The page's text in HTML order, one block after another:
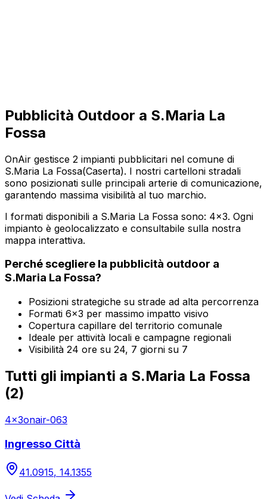
Pubblicità Outdoor a S.Maria La
Fossa
OnAir gestisce 2 impianti pubblicitari nel comune di
S.Maria La Fossa(Caserta). I nostri cartelloni stradali
sono posizionati sulle principali arterie di comunicazione,
garantendo massima visibilità al tuo marchio.
I formati disponibili a S.Maria La Fossa sono: 4x3. Ogni
impianto è geolocalizzato e consultabile sulla nostra
mappa interattiva.
Perché scegliere la pubblicità outdoor a
S.Maria La Fossa?
Posizioni strategiche su strade ad alta percorrenza
Formati 6x3 per massimo impatto visivo
Copertura capillare del territorio comunale
Ideale per attività locali e campagne regionali
Visibilità 24 ore su 24, 7 giorni su 7
Tutti gli impianti a S.Maria La Fossa
(2)
4x3onair-063
Ingresso Città
41.0915, 14.1355